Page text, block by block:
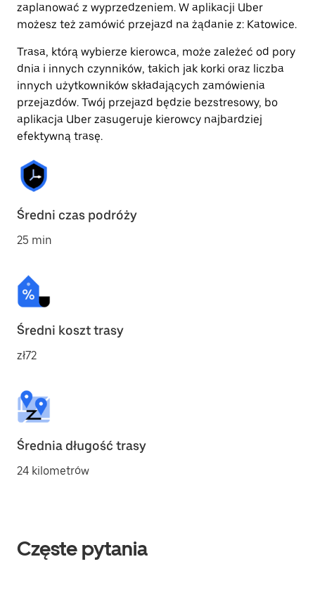
zaplanować z wyprzedzeniem. W aplikacji Uber
możesz też zamówić przejazd na żądanie z: Katowice.
Trasa, którą wybierze kierowca, może zależeć od pory
dnia i innych czynników, takich jak korki oraz liczba
innych użytkowników składających zamówienia
przejazdów. Twój przejazd będzie bezstresowy, bo
aplikacja Uber zasugeruje kierowcy najbardziej
efektywną trasę.
Średni czas podróży
25 min
Średni koszt trasy
zł72
Średnia długość trasy
24 kilometrów
Częste pytania